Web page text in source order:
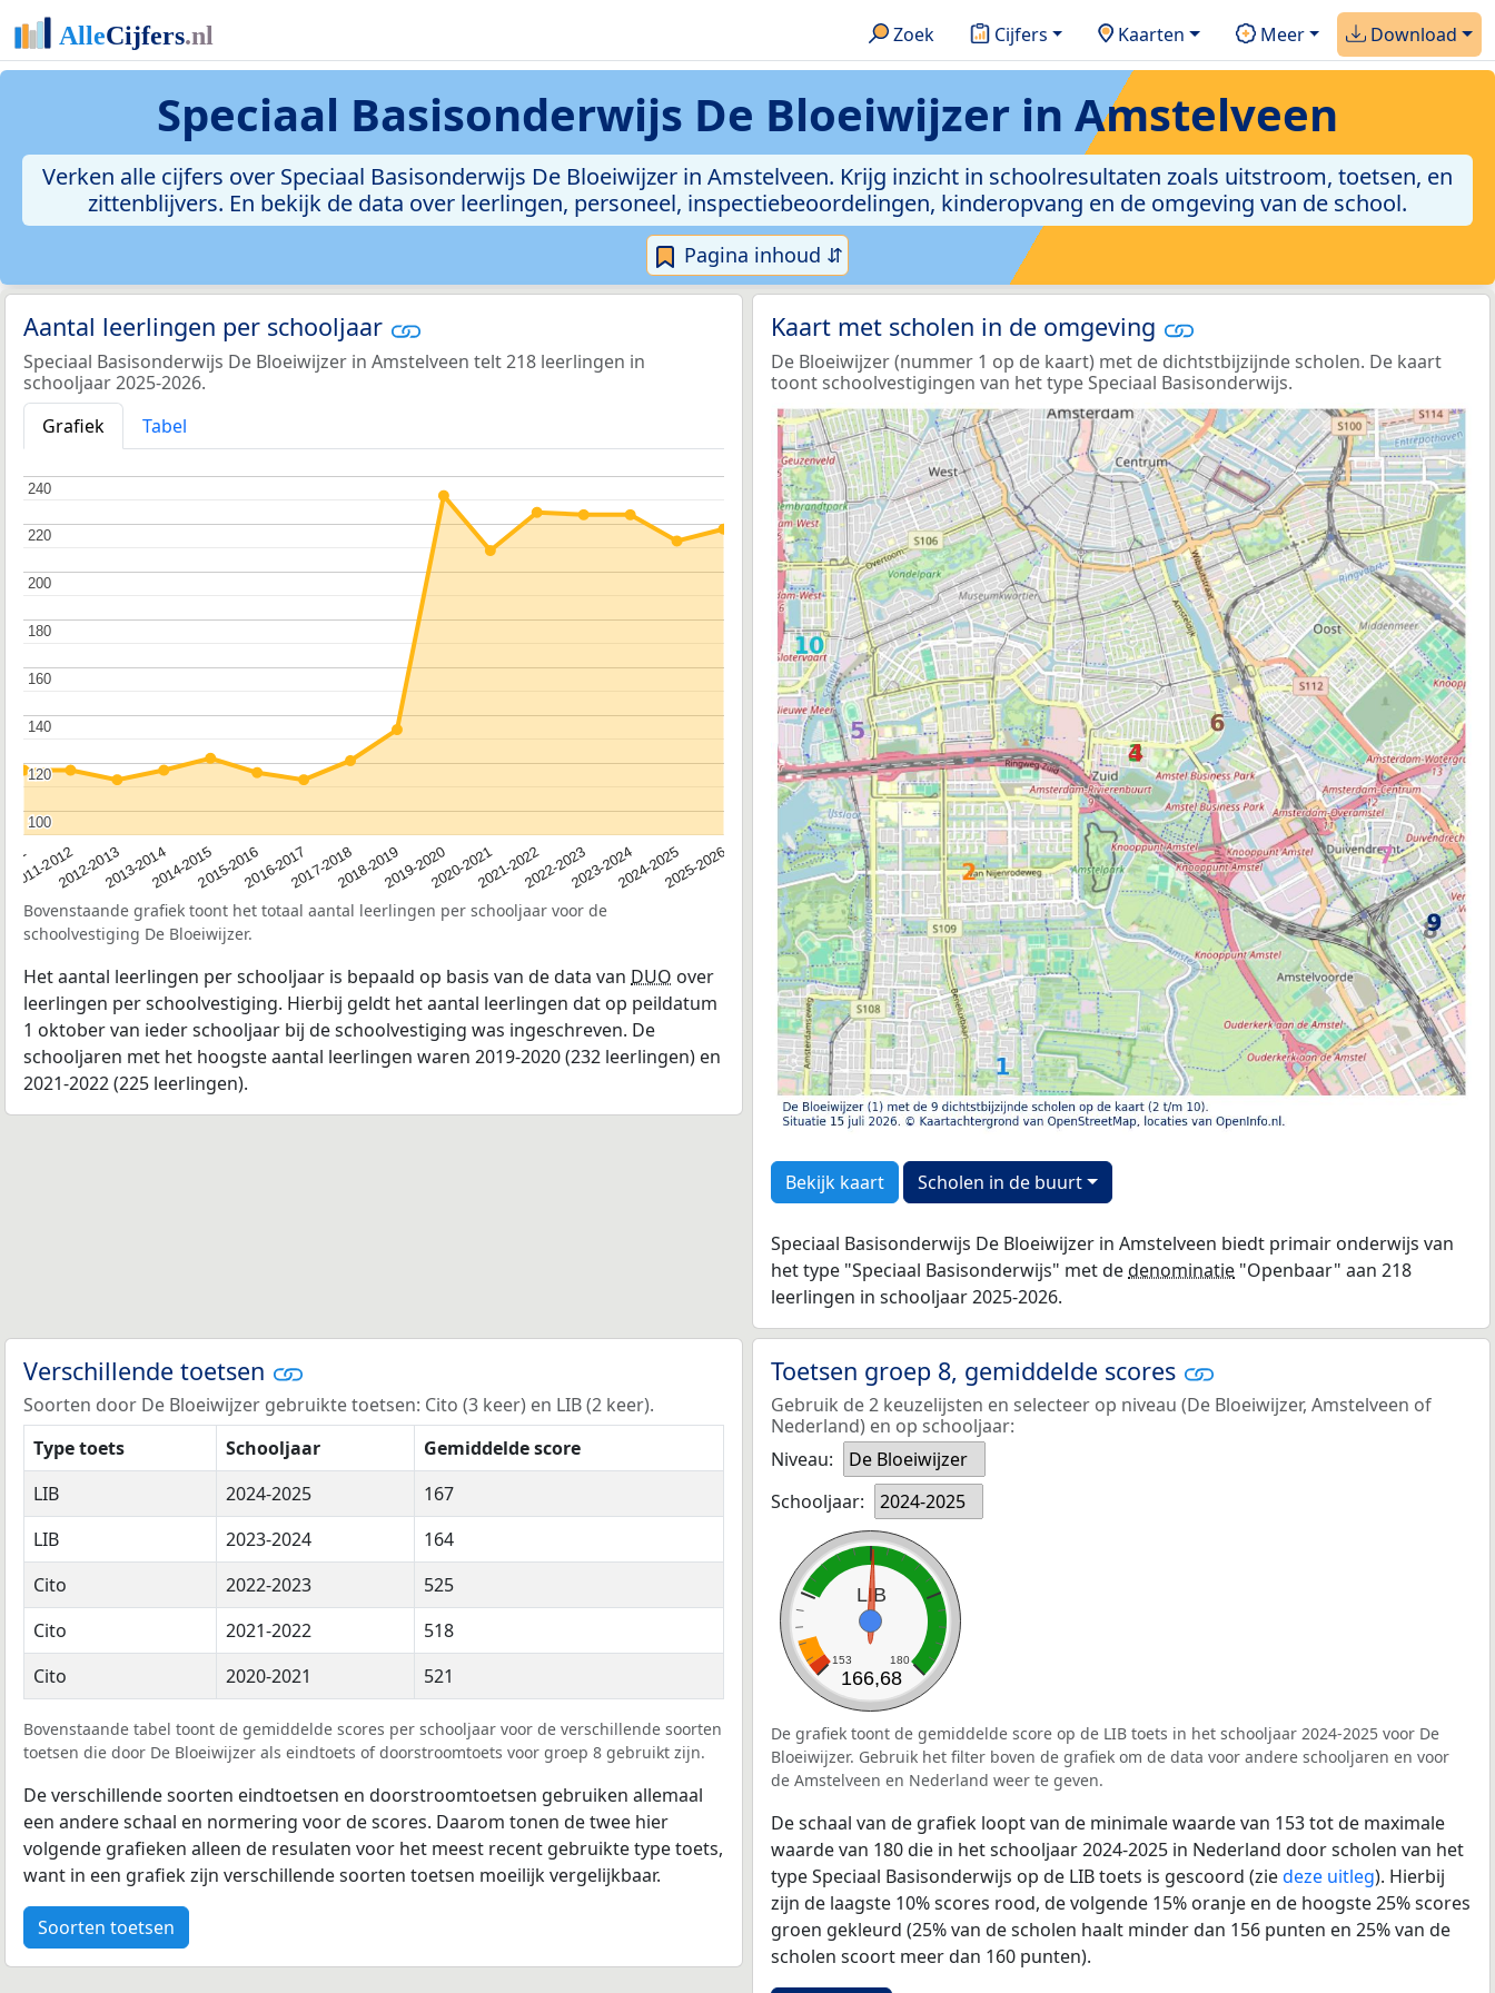
Zoek Cijfers Kaarten Meer Download
Speciaal Basisonderwijs De Bloeiwijzer in Amstelveen
Verken alle cijfers over Speciaal Basisonderwijs De Bloeiwijzer in Amstelveen. Krijg inzicht in schoolresultaten zoals uitstroom, toetsen, en
zittenblijvers. En bekijk de data over leerlingen, personeel, inspectiebeoordelingen, kinderopvang en de omgeving van de school.
Pagina inhoud ⇵
Aantal leerlingen per schooljaar
Speciaal Basisonderwijs De Bloeiwijzer in Amstelveen telt 218 leerlingen in
schooljaar 2025-2026.
Grafiek
Tabel
2011-20122012-20132013-20142014-20152015-20162016-20172017-20182018-20192019-20202020-20212021-20222022-20232023-20242024-20252025-2026
100
100
120
120
140
140
160
160
180
180
200
200
220
220
240
240
Bovenstaande grafiek toont het totaal aantal leerlingen per schooljaar voor de
schoolvestiging De Bloeiwijzer.
Het aantal leerlingen per schooljaar is bepaald op basis van de data van DUO over
leerlingen per schoolvestiging. Hierbij geldt het aantal leerlingen dat op peildatum
1 oktober van ieder schooljaar bij de schoolvestiging was ingeschreven. De
schooljaren met het hoogste aantal leerlingen waren 2019-2020 (232 leerlingen) en
2021-2022 (225 leerlingen).
Kaart met scholen in de omgeving
De Bloeiwijzer (nummer 1 op de kaart) met de dichtstbijzijnde scholen. De kaart
toont schoolvestigingen van het type Speciaal Basisonderwijs.
Bekijk kaart Scholen in de buurt
Speciaal Basisonderwijs De Bloeiwijzer in Amstelveen biedt primair onderwijs van
het type "Speciaal Basisonderwijs" met dedenominatie "Openbaar" aan 218
leerlingen in schooljaar 2025-2026.
Verschillende toetsen
Soorten door De Bloeiwijzer gebruikte toetsen: Cito (3 keer) en LIB (2 keer).
Type toets
Schooljaar
Gemiddelde score
LIB
2024-2025
167
LIB
2023-2024
164
Cito
2022-2023
525
Cito
2021-2022
518
Cito
2020-2021 521
Bovenstaande tabel toont de gemiddelde scores per schooljaar voor de verschillende soorten
toetsen die door De Bloeiwijzer als eindtoets of doorstroomtoets voor groep 8 gebruikt zijn.
De verschillende soorten eindtoetsen en doorstroomtoetsen gebruiken allemaal
een andere schaal en normering voor de scores. Daarom tonen de twee hier
volgende grafieken alleen de resulaten voor het meest recent gebruikte type toets,
want in een grafiek zijn verschillende soorten toetsen moeilijk vergelijkbaar.
Soorten toetsen
Toetsen groep 8, gemiddelde scores
Gebruik de 2 keuzelijsten en selecteer op niveau (De Bloeiwijzer, Amstelveen of
Nederland) en op schooljaar:
Niveau:
De Bloeiwijzer
Schooljaar:
2024-2025
LIB
153 180
166,68
De grafiek toont de gemiddelde score op de LIB toets in het schooljaar 2024-2025 voor De
Bloeiwijzer. Gebruik het filter boven de grafiek om de data voor andere schooljaren en voor
de Amstelveen en Nederland weer te geven.
De schaal van de grafiek loopt van de minimale waarde van 153 tot de maximale
waarde van 180 die in het schooljaar 2024-2025 in Nederland door scholen van het
type Speciaal Basisonderwijs op de LIB toets is gescoord (ziedeze uitleg). Hierbij
zijn de laagste 10% scores rood, de volgende 15% oranje en de hoogste 25% scores
groen gekleurd (25% van de scholen haalt minder dan 156 punten en 25% van de
scholen scoort meer dan 160 punten).